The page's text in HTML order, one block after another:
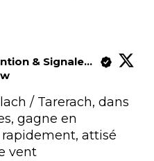
Association Prévention & Signalement Feux De Forêt
/ Tarerach, dans
gagne en
attisé
vent